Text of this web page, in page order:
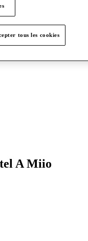
A Miio
tous les cookies